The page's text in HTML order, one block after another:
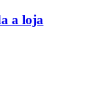
a loja